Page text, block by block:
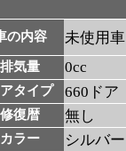
の内容
未使用車
排気量 0cc
アタイプ 660ドア
修復暦 無し
カラー シルバー